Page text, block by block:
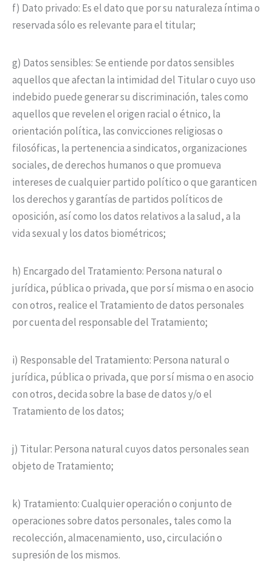
f) Dato privado: Es el dato que por su naturaleza íntima o
reservada sólo es relevante para el titular;
g) Datos sensibles: Se entiende por datos sensibles
aquellos que afectan la intimidad del Titular o cuyo uso
indebido puede generar su discriminación, tales como
aquellos que revelen el origen racial o étnico, la
orientación política, las convicciones religiosas o
filosóficas, la pertenencia a sindicatos, organizaciones
sociales, de derechos humanos o que promueva
intereses de cualquier partido político o que garanticen
los derechos y garantías de partidos políticos de
oposición, así como los datos relativos a la salud, a la
vida sexual y los datos biométricos;
h) Encargado del Tratamiento: Persona natural o
jurídica, pública o privada, que por sí misma o en asocio
con otros, realice el Tratamiento de datos personales
por cuenta del responsable del Tratamiento;
i) Responsable del Tratamiento: Persona natural o
jurídica, pública o privada, que por sí misma o en asocio
con otros, decida sobre la base de datos y/o el
Tratamiento de los datos;
j) Titular: Persona natural cuyos datos personales sean
objeto de Tratamiento;
k) Tratamiento: Cualquier operación o conjunto de
operaciones sobre datos personales, tales como la
recolección, almacenamiento, uso, circulación o
supresión de los mismos.